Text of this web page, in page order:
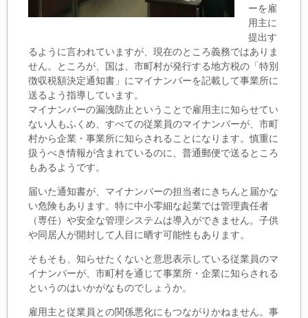
ーを雇
用主に
提出す
るように言われていますが、現在のところ義務ではありま
せん。ところが、国は、市町村が発行する地方税の「特別
徴収税額決定通知書」にマイナンバーを記載して事業所に
送るよう指導しています。
マイナンバーの漏洩防止ということで雇用主に知らせてい
ない人もふくめ、すべての従業員のマイナンバーが、市町
村から企業・事業所に知らされることになります。慎重に
扱うべき情報が含まれているのに、普通郵便で送るところ
もあるようです。
届いた通知書が、マイナンバーの担当者にきちんと届かな
い危険もあります。特に中小零細な起業では管理責任者
（専任）や安全な管理システムは導入ができません。子供
や同居人が開封して人目に晒す可能性もあります。
そもそも、知らせた くないと意思表示している従業員のマ
イナンバーが、市町村を通じて事業所・企業に知らされる
というのはいかがなものでしょうか。
雇用主と従業員との関係悪化にもつながりかねません。事